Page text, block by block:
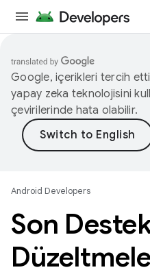
Google, içerikleri tercih
yapay zeka teknolojisini
çevirilerinde hata olabilir.
Android Developers
Son